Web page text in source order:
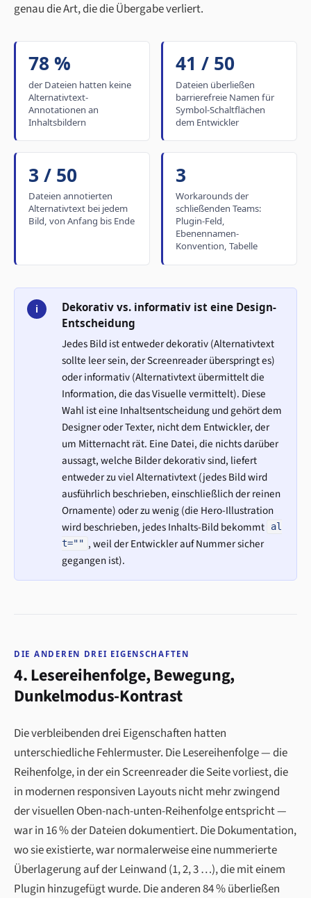
genau die Art, die die Übergabe verliert.
78 %
der Dateien hatten keine
Alternativtext-
Annotationen an
Inhaltsbildern
41 / 50
Dateien überließen
barrierefreie Namen für
Symbol-Schaltflächen
dem Entwickler
3 / 50
Dateien annotierten
Alternativtext bei jedem
Bild, von Anfang bis Ende
3
Workarounds der
schließenden Teams:
Plugin-Feld,
Ebenennamen-
Konvention, Tabelle
i
Dekorativ vs. informativ ist eine Design-
Entscheidung
Jedes Bild ist entweder dekorativ (Alternativtext
sollte leer sein, der Screenreader überspringt es)
oder informativ (Alternativtext übermittelt die
Information, die das Visuelle vermittelt). Diese
Wahl ist eine Inhaltsentscheidung und gehört dem
Designer oder Texter, nicht dem Entwickler, der
um Mitternacht rät. Eine Datei, die nichts darüber
aussagt, welche Bilder dekorativ sind, liefert
entweder zu viel Alternativtext (jedes Bild wird
ausführlich beschrieben, einschließlich der reinen
Ornamente) oder zu wenig (die Hero-Illustration
wird beschrieben, jedes Inhalts-Bild bekommt
al
t="" , weil der Entwickler auf Nummer sicher
gegangen ist).
DIE ANDEREN DREI EIGENSCHAFTEN
4. Lesereihenfolge, Bewegung,
Dunkelmodus-Kontrast
Die verbleibenden drei Eigenschaften hatten
unterschiedliche Fehlermuster. Die Lesereihenfolge — die
Reihenfolge, in der ein Screenreader die Seite vorliest, die
in modernen responsiven Layouts nicht mehr zwingend
der visuellen Oben-nach-unten-Reihenfolge entspricht —
war in 16 % der Dateien dokumentiert. Die Dokumentation,
wo sie existierte, war normalerweise eine nummerierte
Überlagerung auf der Leinwand (1, 2, 3 …), die mit einem
Plugin hinzugefügt wurde. Die anderen 84 % überließen